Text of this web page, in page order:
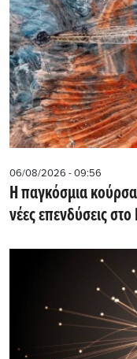
06/08/2026 - 09:56
Η παγκόσμια
νέες επενδύσεις